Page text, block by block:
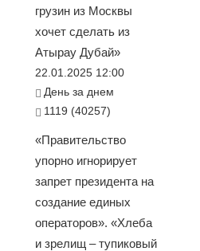
грузин из Москвы
хочет сделать из
Атырау Дубай»
22.01.2025 12:00
День за днем
1119 (40257)
«Правительство
упорно игнорирует
запрет президента на
создание единых
операторов». «Хлеба
и зрелищ – тупиковый